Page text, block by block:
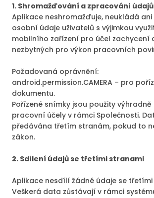
1. Shromažďování a zpracování údajů
Aplikace neshromažďuje, neukládá
osobní údaje uživatelů s výjimkou
mobilního zařízení pro účel zachycení
nezbytných pro výkon pracovních
Požadovaná oprávnění:
android.permission.CAMERA – pro
dokumentu.
Pořízené snímky jsou použity
pracovní účely v rámci Společnosti.
předávána třetím stranám, pokud to
zákon.
2. Sdílení údajů se třetími stranami
Aplikace nesdílí žádné údaje se
Veškerá data zůstávají v rámci